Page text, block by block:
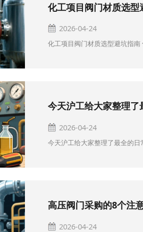
化工项目阀门材质选
2026-04-24
化工项目阀门材质选型避坑指
今天沪工给大家整理
2026-04-24
今天沪工给大家整理了最全的
2026-04-24